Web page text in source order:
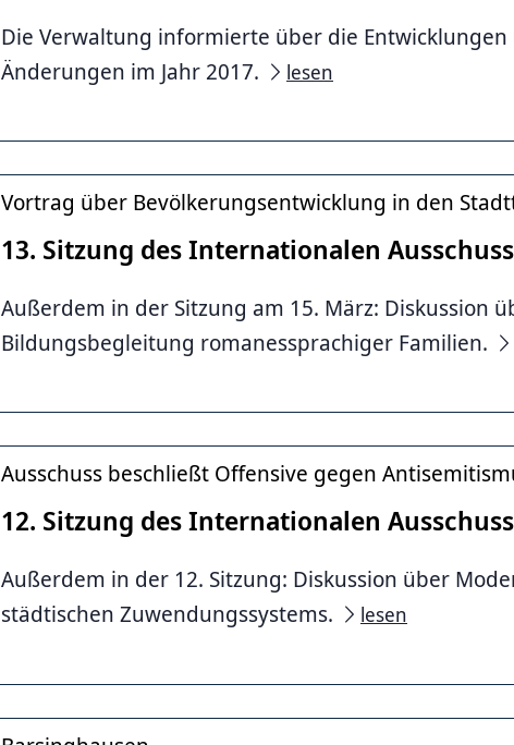
Die Verwaltung informierte über die
Änderungen im Jahr 2017.
lesen
Vortrag über Bevölkerungsentwicklung in den
13. Sitzung des Internationalen
Außerdem in der Sitzung am 15. März: Diskussion
Bildungsbegleitung romanessprachiger Familien.
Ausschuss beschließt Offensive gegen
12. Sitzung des Internationalen
Außerdem in der 12. Sitzung: Diskussion über
städtischen Zuwendungssystems.
lesen